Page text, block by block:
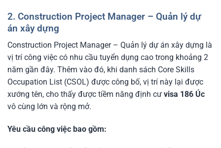
2. Construction Project Manager – Quản lý dự
án xây dựng
Construction Project Manager – Quản lý dự án xây dựng là
vị trí công việc có nhu cầu tuyển dụng cao trong khoảng 2
năm gần đây. Thêm vào đó, khi danh sách Core Skills
Occupation List (CSOL) được công bố, vị trí này lại được
xướng tên, cho thấy được tiềm năng định cư visa 186 Úc
vô cùng lớn và rộng mở.
Yêu cầu công việc bao gồm: